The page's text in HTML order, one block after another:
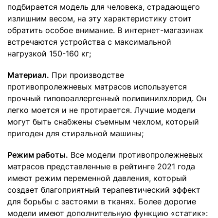
подбирается модель для человека, страдающего
излишним весом, на эту характеристику стоит
обратить особое внимание. В интернет-магазинах
встречаются устройства с максимальной
нагрузкой 150-160 кг;
Материал. При производстве
противопролежневых матрасов используется
прочный гиповоаллергенный поливинилхлорид. Он
легко моется и не протирается. Лучшие модели
могут быть снабжены съемным чехлом, который
пригоден для стиральной машины;
Режим работы. Все модели противопролежневых
матрасов представленные в рейтинге 2021 года
имеют режим переменной давления, который
создает благоприятный терапевтический эффект
для борьбы с застоями в тканях. Более дорогие
модели имеют дополнительную функцию «статик»: